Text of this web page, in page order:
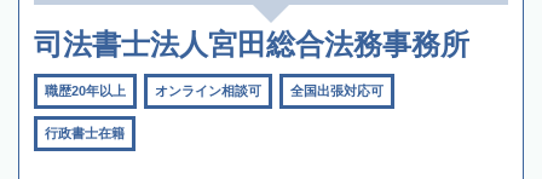
司法書士法人宮田総合法務事務所
職歴20年以上 オンライン相談可 全国出張対応可
行政書士在籍